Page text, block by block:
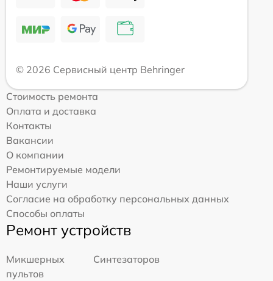
© 2026 Сервисный центр Behringer
Стоимость ремонта
Оплата и доставка
Контакты
Вакансии
О компании
Ремонтируемые модели
Наши услуги
Согласие на обработку персональных данных
Способы оплаты
Ремонт устройств
Микшерных
пультов
Синтезаторов